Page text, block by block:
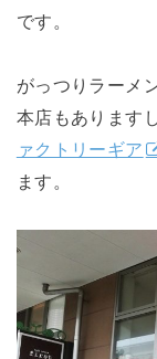
です。
がっつりラーメ
本店もあります
ァクトリーギア
ます。